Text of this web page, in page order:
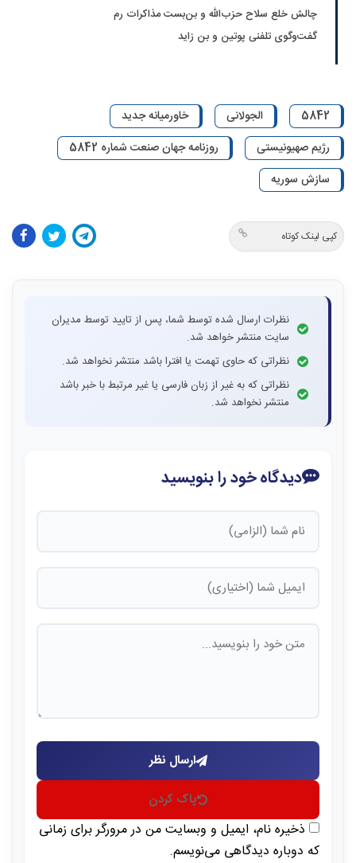
چالش خلع سلاح حزب‌الله و بن‌بست مذاکرات رم
گفت‌و‌گوی تلفنی پوتین و بن زاید
5842 الجولانی
خاورمیانه جدید
رژیم صهیونیستی
روزنامه جهان صنعت شماره 5842
سازش سوریه
کپی لینک کوتاه
نظرات ارسال شده توسط شما، پس از تایید توسط مدیران
سایت منتشر خواهد شد.
نظراتی که حاوی تهمت یا افترا باشد منتشر نخواهد شد.
نظراتی که به غیر از زبان فارسی یا غیر مرتبط با خبر باشد
منتشر نخواهد شد.
دیدگاه خود را بنویسید
ارسال نظر
پاک کردن
ذخیره نام، ایمیل و وبسایت من در مرورگر برای زمانی
که دوباره دیدگاهی می‌نویسم.